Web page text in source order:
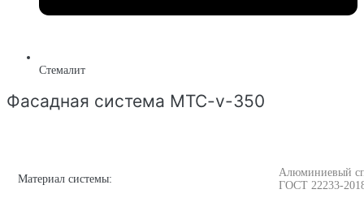
Стемалит
Фасадная система MTC-v-350
Материал системы:
Алюминиевый
ГОСТ 22233-